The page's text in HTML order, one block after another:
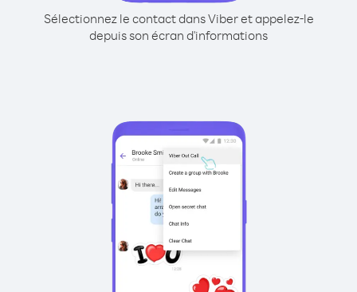
Sélectionnez le contact dans Viber et appelez-le
depuis son écran d'informations